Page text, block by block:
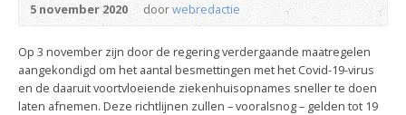
5 november 2020 doorwebredactie
Op 3 november zijn door de regering verdergaande maatregelen
aangekondigd om het aantal besmettingen met het Covid-19-virus
en de daaruit voortvloeiende ziekenhuisopnames sneller te doen
laten afnemen. Deze richtlijnen zullen – vooralsnog – gelden tot 19